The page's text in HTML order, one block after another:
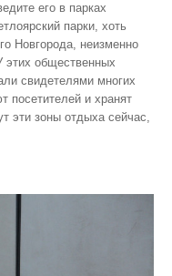
его в парках
парки, хоть
Новгорода, неизменно
этих общественных
свидетелями многих
посетителей и хранят
эти зоны отдыха сейчас,